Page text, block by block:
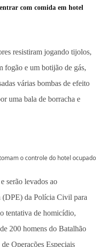
com comida em hotel
resistiram jogando tijolos,
fogão e um botijão de gás,
várias bombas de efeito
uma bala de borracha e
o controle do hotel ocupado
serão levados ao
(DPE) da Polícia Civil para
tentativa de homicídio,
200 homens do Batalhão
Operações Especiais